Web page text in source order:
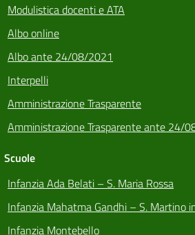
Modulistica docenti e ATA
Albo online
Albo ante 24/08/2021
Interpelli
Amministrazione Trasparente
Amministrazione Trasparente ante 24/
Scuole
Infanzia Ada Belati – S. Maria Rossa
Infanzia Mahatma Gandhi – S. Martino
Infanzia Montebello